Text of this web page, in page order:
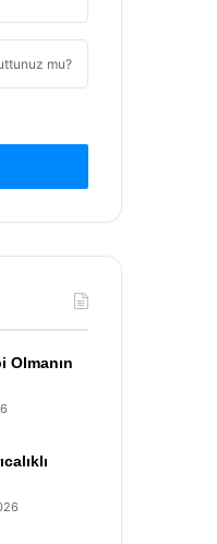
mu?
Olmanın